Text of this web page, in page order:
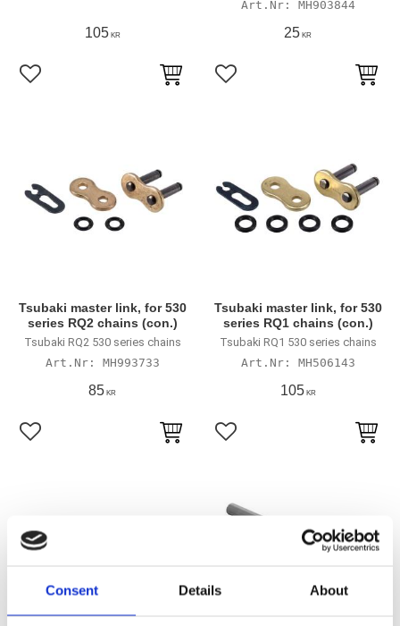
Consent Details About
105KR
Lägg till i favoriter
MH903844
25 KR
Lägg till i favoriter
Tsubaki master link, for 530
series RQ2 chains (con.)
Tsubaki RQ2 530 series chains
MH993733
85 KR
Lägg till i favoriter
Tsubaki master link, for 530
series RQ1 chains (con.)
Tsubaki RQ1 530 series chains
MH506143
105KR
Lägg till i favoriter